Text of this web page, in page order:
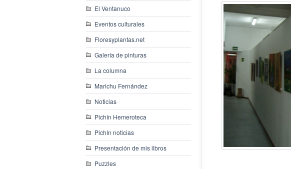
El Ventanuco
Eventos culturales
Floresyplantas.net
Galería de pinturas
La columna
Marichu Fernández
Noticias
Pichín Hemeroteca
Pichín noticias
Presentación de mis libros
Puzzles